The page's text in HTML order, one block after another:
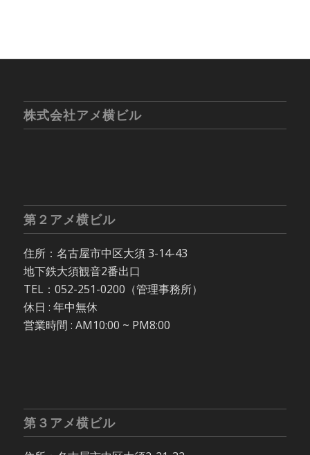
株式会社アメ横ビル
第２アメ横ビル
住所：名古屋市中区大須 3-14-43
地下鉄大須観音2番出口
TEL：052-251-0200（管理事務所）
休日 : 年中無休
営業時間 : AM10:00 ~ PM8:00
第３アメ横ビル